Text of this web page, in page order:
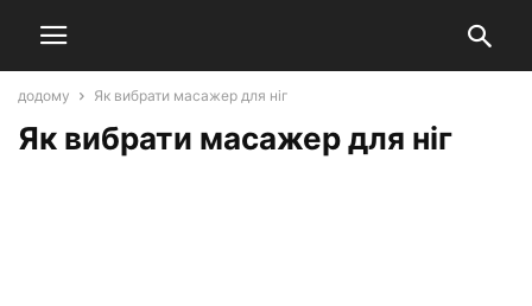
додому Як вибрати масажер для ніг
Як вибрати масажер для ніг